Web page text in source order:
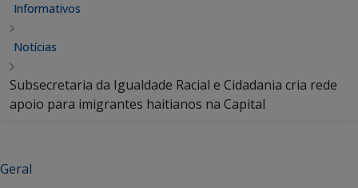
Informativos
Notícias
Subsecretaria da Igualdade Racial e Cidadania cria rede
apoio para imigrantes haitianos na Capital
Geral